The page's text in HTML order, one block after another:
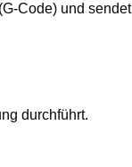
Code) und sendet
durchführt.